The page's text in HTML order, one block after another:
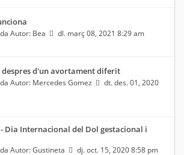
Autor: Bea
dl. març 08, 2021 8:29 am
d'un avortament diferit
Autor: Mercedes Gomez
dt. des. 01, 2020
Dia Internacional del Dol gestacional i
Autor:Gustineta dj. oct. 15, 2020 8:58 pm